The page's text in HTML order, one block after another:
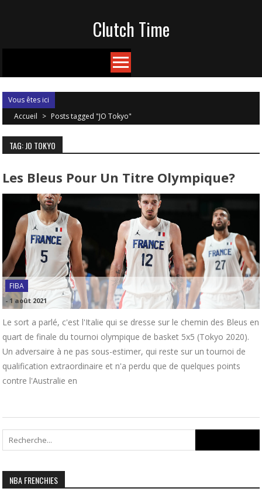
Clutch Time
Vous êtes ici
Accueil > Posts tagged "JO Tokyo"
TAG: JO TOKYO
Les Bleus Pour Un Titre Olympique?
FIBA
- 1 août 2021
Le sort a parlé, c'est l'Italie qui se dresse sur le chemin des Bleus en
quart de finale du tournoi olympique de basket 5x5 (Tokyo 2020).
Un adversaire à ne pas sous-estimer, qui reste sur un tournoi de
qualification extraordinaire et n'a perdu que de quelques points
contre l'Australie en
for:
NBA FRENCHIES